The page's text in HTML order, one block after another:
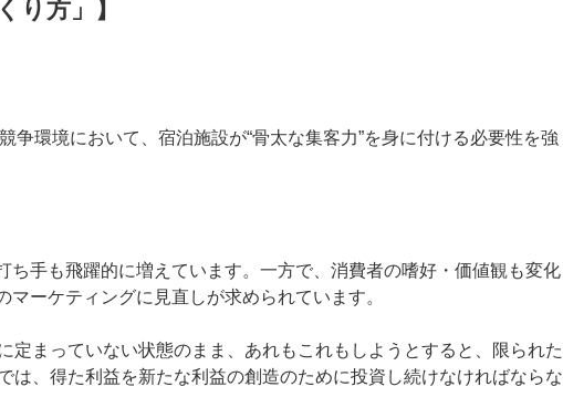
り方」】
環境において、宿泊施設が“骨太な集客力”を身に付ける必要性を強
手も飛躍的に増えています。一方で、消費者の嗜好・価値観も変化
ーケティングに見直しが求められています。
まっていない状態のまま、あれもこれもしようとすると、限られた
、得た利益を新たな利益の創造のために投資し続けなければならな